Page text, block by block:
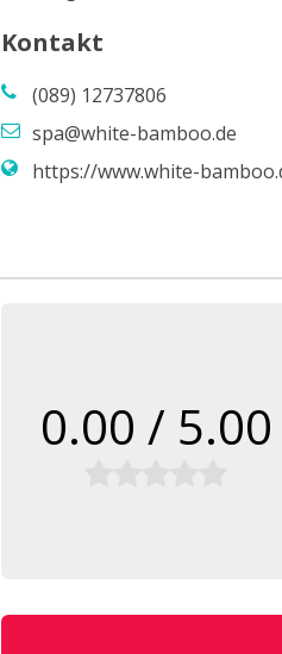
Kontakt
(089) 12737806
spa@white-bamboo.de
https://www.white-
0.00 / 5.00